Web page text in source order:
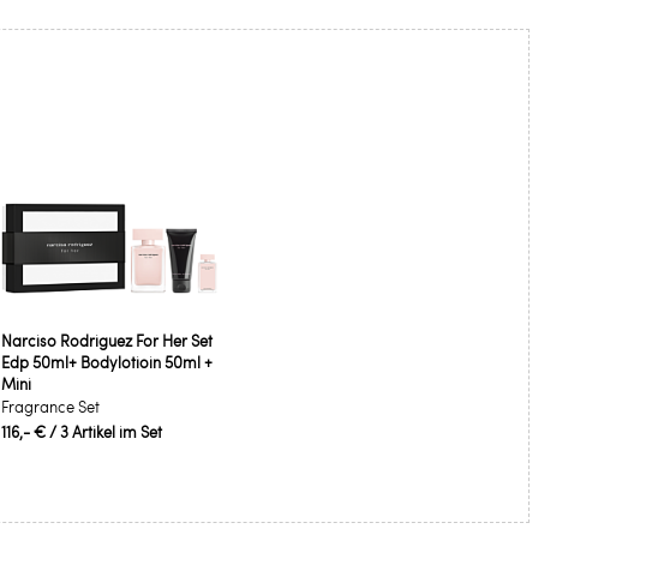
Narciso Rodriguez For Her Set
Edp 50ml+ Bodylotioin 50ml +
Mini
Fragrance Set
116,- €/ 3 Artikel im Set